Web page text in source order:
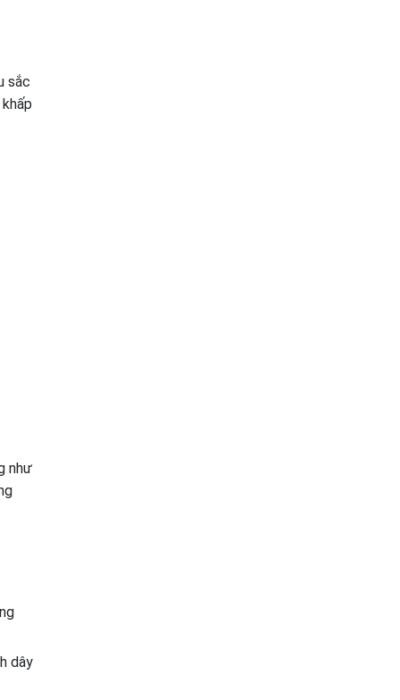
sắc
như
dây